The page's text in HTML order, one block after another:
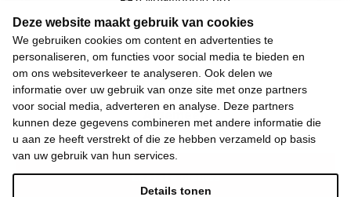
Deze website maakt gebruik van cookies
We gebruiken cookies om content en advertenties te
personaliseren, om functies voor social media te bieden en
om ons websiteverkeer te analyseren. Ook delen we
informatie over uw gebruik van onze site met onze partners
voor social media, adverteren en analyse. Deze partners
kunnen deze gegevens combineren met andere informatie die
u aan ze heeft verstrekt of die ze hebben verzameld op basis
van uw gebruik van hun services.
Details tonen
Snel
Over de beweging
Algemeen
Laatste nieuws